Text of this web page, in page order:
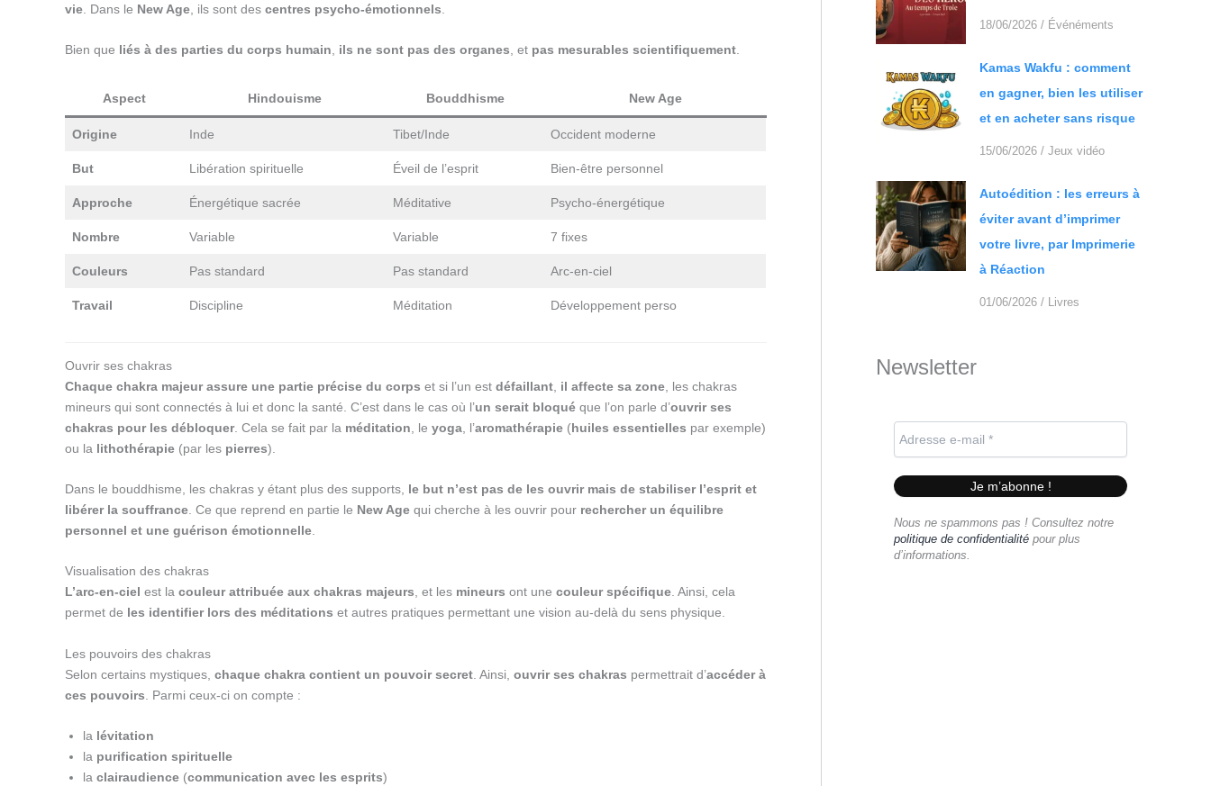
vie . Dans le New Age , ils sont des centres psycho-émotionnels
Bien que liés à des parties du corps humain ils ne sont pas des organes , et pas mesurables scientifiquement
Aspect Hindouisme Bouddhisme New Age
Origine Inde Tibet/Inde Occident moderne
But Libération spirituelle Éveil de l’esprit Bien-être personnel
Approche Énergétique sacrée Méditative Psycho-énergétique
Nombre Variable Variable 7 fixes
Couleurs Pas standard Pas standard Arc-en-ciel
Travail Discipline Méditation Développement perso
Ouvrir ses chakras
Chaque chakra majeur assure une partie précise du corps et si l’un est défaillant il affecte sa zone , les chakras
mineurs qui sont connectés à lui et donc la santé. C’est dans le cas où l’un serait bloqué que l’on parle d’ouvrir ses
chakras pour les débloquer. Cela se fait par la méditation , le yoga , l’aromathérapie (huiles essentielles par exemple)
ou la lithothérapie (par les pierres).
Dans le bouddhisme, les chakras y étant plus des supports, le but n’est pas de les ouvrir mais de stabiliser l’esprit et
libérer la souffrance . Ce que reprend en partie le New Age qui cherche à les ouvrir pour rechercher un équilibre
personnel et une guérison émotionnelle
Visualisation des chakras
L’arc-en-ciel est la couleur attribuée aux chakras majeurs, et les mineurs ont une couleur spécifique. Ainsi, cela
permet de les identifier lors des méditations et autres pratiques permettant une vision au-delà du sens physique.
Les pouvoirs des chakras
Selon certains mystiques, chaque chakra contient un pouvoir secret . Ainsi, ouvrir ses chakras permettrait d’accéder à
ces pouvoirs . Parmi ceux-ci on compte :
la lévitation
la purification spirituelle
la clairaudience (communication avec les esprits)
18/06/2026 / Événéments
Kamas Wakfu : comment
en gagner, bien les utiliser
et en acheter sans risque
15/06/2026 / Jeux vidéo
Autoédition : les erreurs à
éviter avant d’imprimer
votre livre, par Imprimerie
à Réaction
01/06/2026 / Livres
Newsletter
Nous ne spammons pas ! Consultez notre
politique de confidentialité pour plus
d’informations.